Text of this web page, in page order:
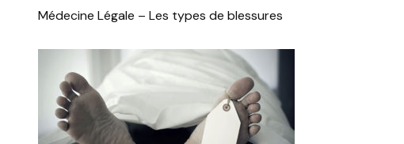
Médecine Légale – Les types de blessures